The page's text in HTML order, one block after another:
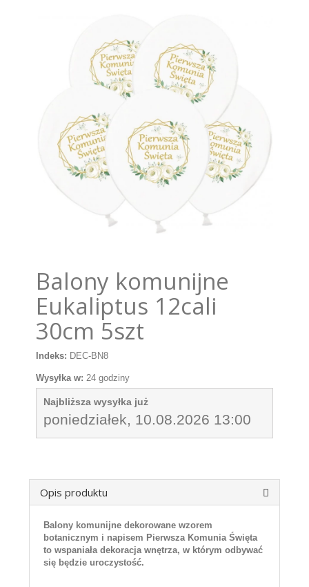
AKCESORIA IMPREZOWE
PODKŁADY /PRZEKŁADKI/WSPORNIKI/BANKETÓWKI
BUTLA Z HELEM
Balony komunijne
Eukaliptus 12cali
30cm 5szt
Indeks: DEC-BN8
Wysyłka w: 24 godziny
Najbliższa wysyłka już
poniedziałek, 10.08.2026 13:00
Opis produktu
Balony komunijne dekorowane wzorem
botanicznym i napisem Pierwsza Komunia Święta
to wspaniała dekoracja wnętrza, w którym odbywać
się będzie uroczystość.